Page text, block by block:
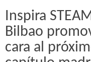
Inspira
Bilbao
cara al